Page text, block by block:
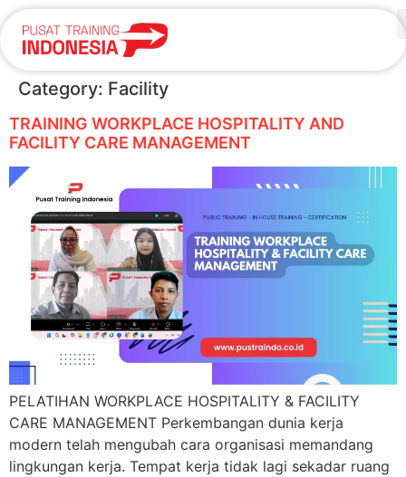
Category: Facility
TRAINING WORKPLACE HOSPITALITY AND
FACILITY CARE MANAGEMENT
PELATIHAN WORKPLACE HOSPITALITY & FACILITY
CARE MANAGEMENT Perkembangan dunia kerja
modern telah mengubah cara organisasi memandang
lingkungan kerja. Tempat kerja tidak lagi sekadar ruang